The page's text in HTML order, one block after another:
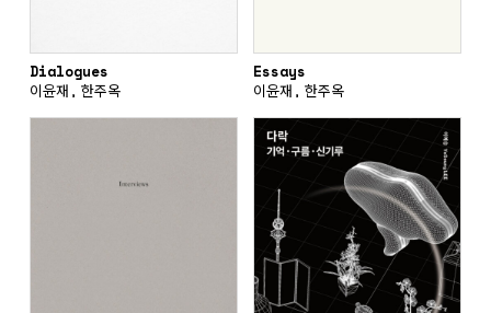
Dialogues
이윤재, 한주옥
Essays
이윤재, 한주옥